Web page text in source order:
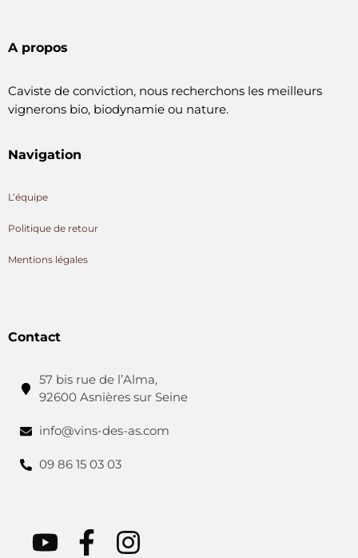
A propos
Caviste de conviction, nous recherchons les meilleurs
vignerons bio, biodynamie ou nature.
Navigation
L’équipe
Politique de retour
Mentions légales
Contact
57 bis rue de l’Alma,
92600 Asnières sur Seine
info@vins-des-as.com
09 86 15 03 03